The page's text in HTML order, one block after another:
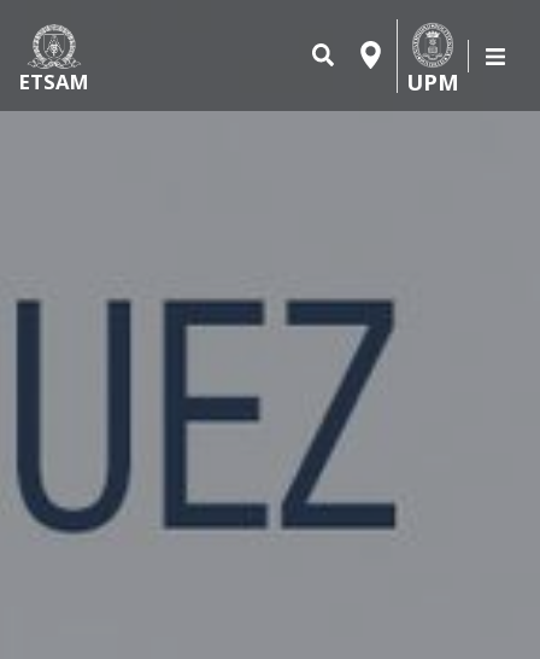
ETSAM UPM